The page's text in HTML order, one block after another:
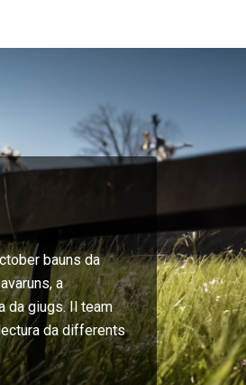
bauns da
a
da giugs. Il team
da differents